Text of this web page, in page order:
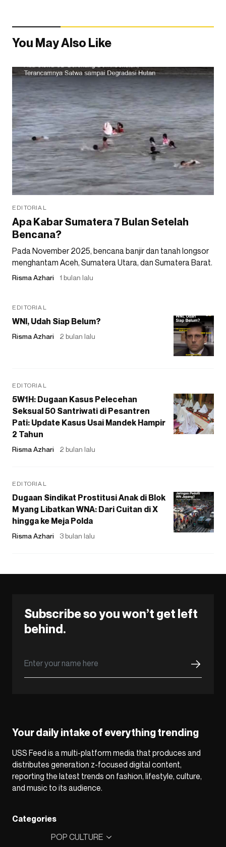
You May Also Like
EDITORIAL
Apa Kabar Sumatera 7 Bulan Setelah
Bencana?
Pada November 2025, bencana banjir dan tanah longsor
menghantam Aceh, Sumatera Utara, dan Sumatera Barat.
Risma Azhari 1 bulan lalu
EDITORIAL
WNI, Udah Siap Belum?
Risma Azhari 2 bulan lalu
EDITORIAL
5W1H: Dugaan Kasus Pelecehan
Seksual 50 Santriwati di Pesantren
Pati: Update Kasus Usai Mandek Hampir
2 Tahun
Risma Azhari 2 bulan lalu
EDITORIAL
Dugaan Sindikat Prostitusi Anak di Blok
M yang Libatkan WNA: Dari Cuitan di X
hingga ke Meja Polda
Risma Azhari 3 bulan lalu
Subscribe so you won’t get left
behind.
Your daily intake of everything trending
USS Feed is a multi-platform media that produces and
distributes generation z-focused digital content,
reporting the latest trends on fashion, lifestyle, culture,
and music to its audience.
Categories
POP CULTURE